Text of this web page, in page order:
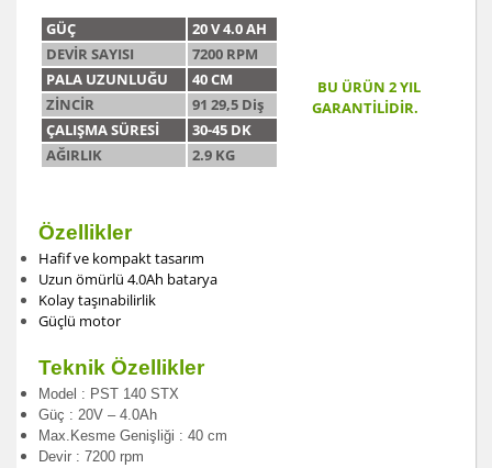
GÜÇ
20 V 4.0 AH
DEVİR SAYISI
7200 RPM
PALA UZUNLUĞU
40 CM
ZİNCİR
91 29,5 Diş
ÇALIŞMA SÜRESİ
30-45 DK
AĞIRLIK
2.9 KG
BU ÜRÜN 2 YIL
GARANTİLİDİR.
Özellikler
Hafif ve kompakt tasarım
Uzun ömürlü 4.0Ah batarya
Kolay taşınabilirlik
Güçlü motor
Teknik Özellikler
Model : PST 140 STX
Güç : 20V – 4.0Ah
Max.Kesme Genişliği : 40 cm
Devir : 7200 rpm